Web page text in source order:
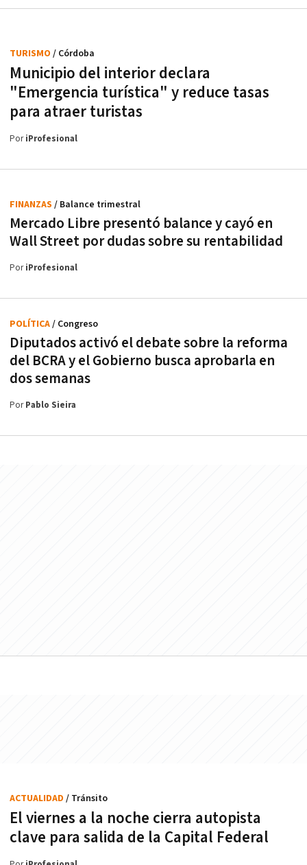
Municipio del interior declara
"Emergencia turística" y reduce tasas
para atraer turistas
TURISMO / Córdoba
PoriProfesional
Mercado Libre presentó balance y cayó en
Wall Street por dudas sobre su rentabilidad
FINANZAS / Balance trimestral
PoriProfesional
Diputados activó el debate sobre la reforma
del BCRA y el Gobierno busca aprobarla en
dos semanas
POLÍTICA/ Congreso
PorPablo Sieira
El viernes a la noche cierra autopista
clave para salida de la Capital Federal
ACTUALIDAD / Tránsito